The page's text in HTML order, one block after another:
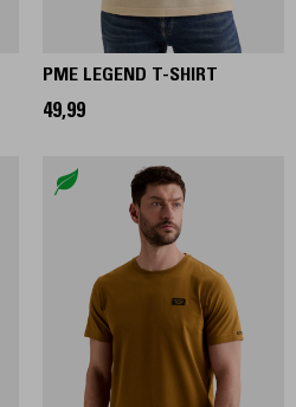
PME LEGEND T-SHIRT
49,99